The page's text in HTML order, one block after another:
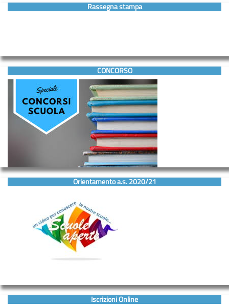
Rassegna stampa
CONCORSO
Orientamento a.s. 2020/21
Iscrizioni Online